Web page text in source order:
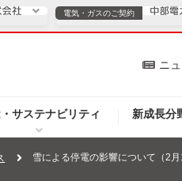
サステナビリティ 新成長分
ニ
ご案内
電気・ガスのご契約
のご契約
個人のお客さま
雪による停電の影響について（2月